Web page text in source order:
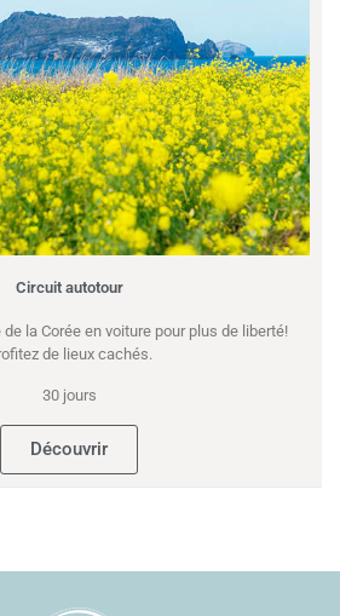
Circuit autotour
la Corée en voiture pour plus de liberté!
de lieux cachés.
30 jours
Découvrir